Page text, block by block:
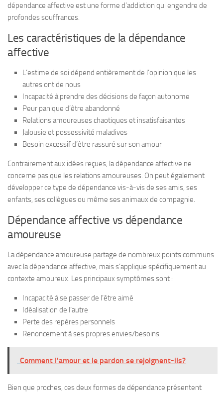
dépendance affective est une forme d’addiction qui engendre de
profondes souffrances.
Les caractéristiques de la dépendance
affective
L’estime de soi dépend entièrement de l’opinion que les
autres ont de nous
Incapacité à prendre des décisions de façon autonome
Peur panique d’être abandonné
Relations amoureuses chaotiques et insatisfaisantes
Jalousie et possessivité maladives
Besoin excessif d’être rassuré sur son amour
Contrairement aux idées reçues, la dépendance affective ne
concerne pas que les relations amoureuses. On peut également
développer ce type de dépendance vis-à-vis de ses amis, ses
enfants, ses collègues ou même ses animaux de compagnie.
Dépendance affective vs dépendance
amoureuse
La dépendance amoureuse partage de nombreux points communs
avec la dépendance affective, mais s’applique spécifiquement au
contexte amoureux. Les principaux symptômes sont :
Incapacité à se passer de l’être aimé
Idéalisation de l’autre
Perte des repères personnels
Renoncement à ses propres envies/besoins
Comment l'amour et le pardon se rejoignent-ils?
Bien que proches, ces deux formes de dépendance présentent